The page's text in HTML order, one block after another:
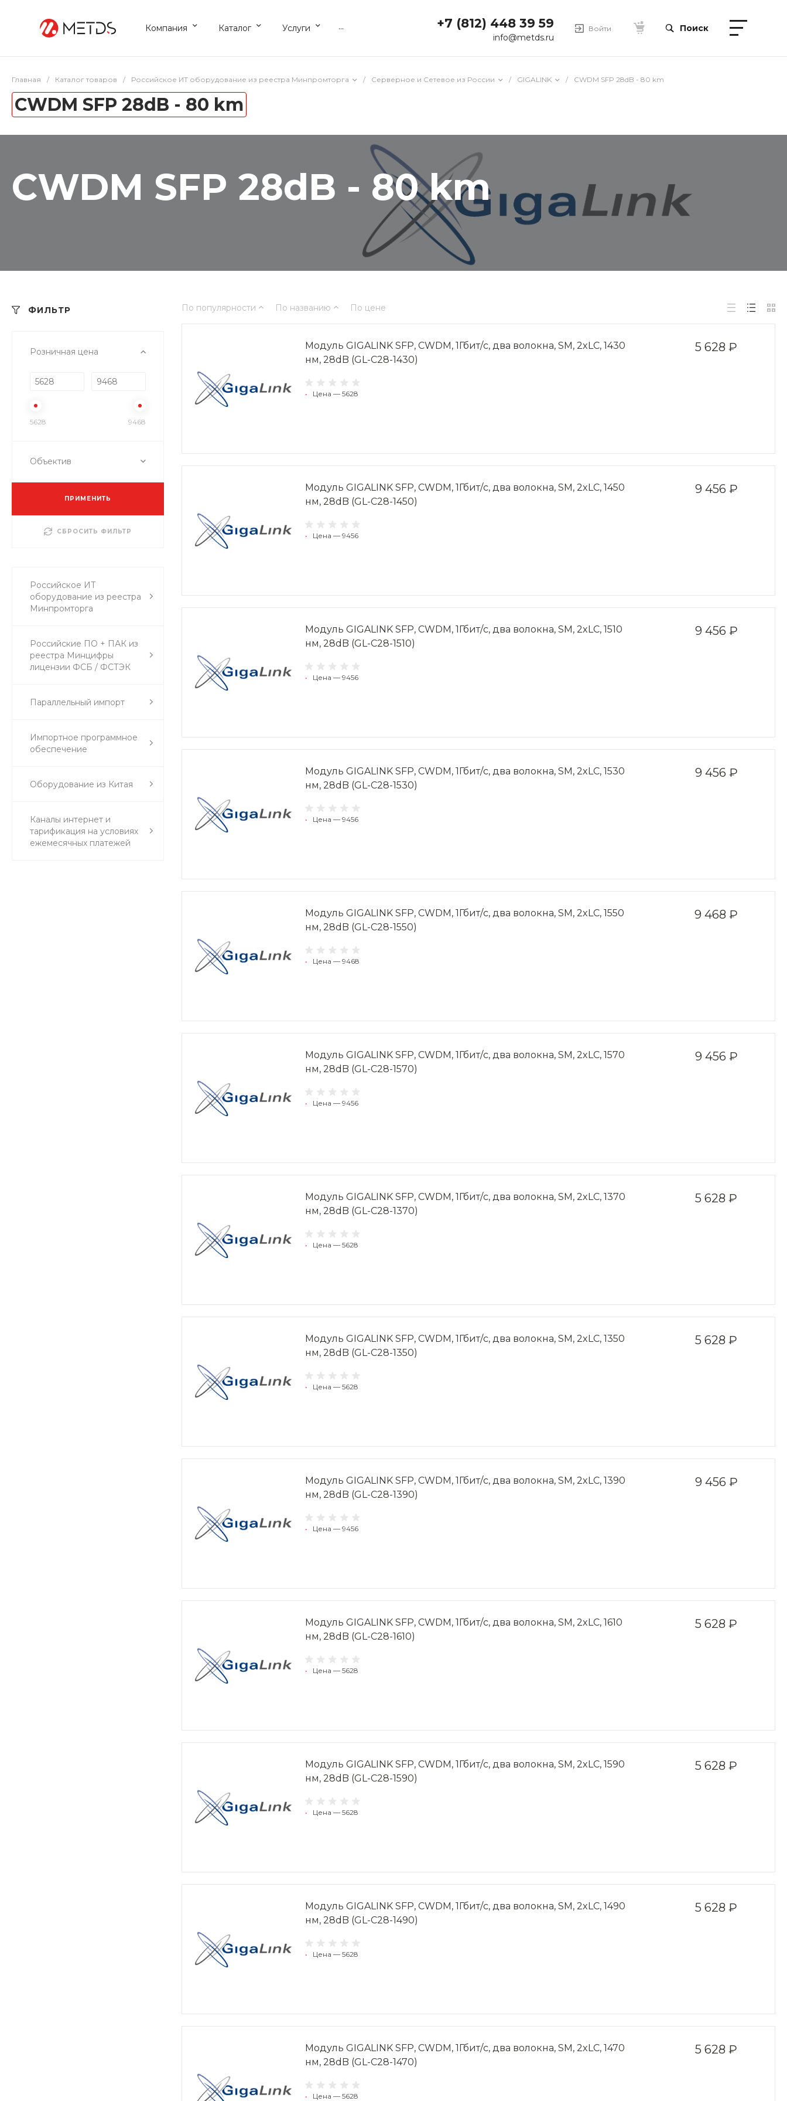
Компания Каталог Услуги ... +7 (812) 448 39 59
info@metds.ru
Войти Поиск
Главная / Каталог товаров / Российское ИТ оборудование из реестра Минпромторга / Серверное и Сетевое из России / GIGALINK / CWDM SFP 28dB - 80 km
CWDM SFP 28dB - 80 km
CWDM SFP 28dB - 80 km
ФИЛЬТР
Розничная цена
5628 9468
Объектив
ПРИМЕНИТЬ
СБРОСИТЬ ФИЛЬТР
Российское ИТ
оборудование из реестра
Минпромторга
Российские ПО + ПАК из
реестра Минцифры
лицензии ФСБ / ФСТЭК
Параллельный импорт
Импортное программное
обеспечение
Оборудование из Китая
Каналы интернет и
тарификация на условиях
ежемесячных платежей
По популярности По названию По цене
5 628 ₽
Модуль GIGALINK SFP, CWDM, 1Гбит/c, два волокна, SM, 2xLC, 1430
нм, 28dB (GL-C28-1430)
• Цена — 5628
9 456 ₽
Модуль GIGALINK SFP, CWDM, 1Гбит/c, два волокна, SM, 2xLC, 1450
нм, 28dB (GL-C28-1450)
• Цена — 9456
9 456 ₽
Модуль GIGALINK SFP, CWDM, 1Гбит/c, два волокна, SM, 2xLC, 1510
нм, 28dB (GL-C28-1510)
• Цена — 9456
9 456 ₽
Модуль GIGALINK SFP, CWDM, 1Гбит/c, два волокна, SM, 2xLC, 1530
нм, 28dB (GL-C28-1530)
• Цена — 9456
9 468 ₽
Модуль GIGALINK SFP, CWDM, 1Гбит/c, два волокна, SM, 2xLC, 1550
нм, 28dB (GL-C28-1550)
• Цена — 9468
9 456 ₽
Модуль GIGALINK SFP, CWDM, 1Гбит/c, два волокна, SM, 2xLC, 1570
нм, 28dB (GL-C28-1570)
• Цена — 9456
5 628 ₽
Модуль GIGALINK SFP, CWDM, 1Гбит/c, два волокна, SM, 2xLC, 1370
нм, 28dB (GL-C28-1370)
• Цена — 5628
5 628 ₽
Модуль GIGALINK SFP, CWDM, 1Гбит/c, два волокна, SM, 2xLC, 1350
нм, 28dB (GL-C28-1350)
• Цена — 5628
9 456 ₽
Модуль GIGALINK SFP, CWDM, 1Гбит/c, два волокна, SM, 2xLC, 1390
нм, 28dB (GL-C28-1390)
• Цена — 9456
5 628 ₽
Модуль GIGALINK SFP, CWDM, 1Гбит/c, два волокна, SM, 2xLC, 1610
нм, 28dB (GL-C28-1610)
• Цена — 5628
5 628 ₽
Модуль GIGALINK SFP, CWDM, 1Гбит/c, два волокна, SM, 2xLC, 1590
нм, 28dB (GL-C28-1590)
• Цена — 5628
5 628 ₽
Модуль GIGALINK SFP, CWDM, 1Гбит/c, два волокна, SM, 2xLC, 1490
нм, 28dB (GL-C28-1490)
• Цена — 5628
5 628 ₽
Модуль GIGALINK SFP, CWDM, 1Гбит/c, два волокна, SM, 2xLC, 1470
нм, 28dB (GL-C28-1470)
• Цена — 5628